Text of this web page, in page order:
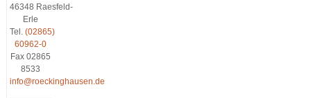
46348 Raesfeld-
Erle
Tel.(02865)
60962-0
Fax 02865
8533
info@roeckinghausen.de